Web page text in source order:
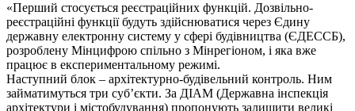
«Перший стосується реєстраційних функцій. Дозвільно-
реєстраційні функції будуть здійснюватися через Єдину
державну електронну систему у сфері будівництва (ЄДЕССБ),
розроблену Мінцифрою спільно з Мінрегіоном, і яка вже
працює в експериментальному режимі.
Наступний блок – архітектурно-будівельний контроль. Ним
займатимуться три суб’єкти. За ДІАМ (Державна інспекція
архітектури і містобудування) пропонують залишити великі